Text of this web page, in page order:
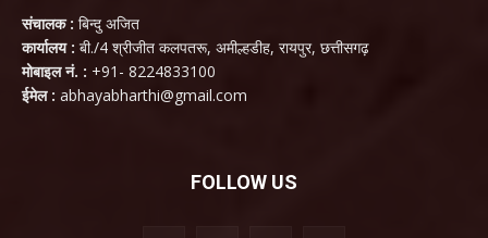
संचालक : बिन्दु अजित
कार्यालय : बी./4 श्रीजीत कलपतरू, अमील्हडीह, रायपुर, छत्तीसगढ़
मोबाइल नं. : +91- 8224833100
ईमेल : abhayabharthi@gmail.com
FOLLOW US